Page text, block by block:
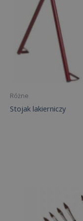
Różne
Stojak lakierniczy